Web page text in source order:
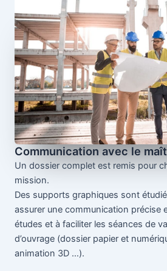
Communication avec le
Un dossier complet est remis pour
mission.
Des supports graphiques sont
assurer une communication précise
études et à faciliter les séances de
d’ouvrage (dossier papier et
animation 3D …).